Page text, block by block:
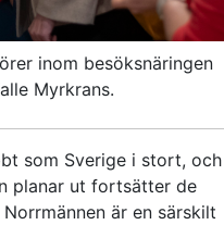
inom besöksnäringen
Myrkrans.
som Sverige i stort, och
planar ut fortsätter de
är en särskilt